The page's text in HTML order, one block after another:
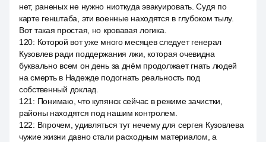
нет, раненых не нужно ниоткуда эвакуировать. Судя по
карте генштаба, эти военные находятся в глубоком тылу.
Вот такая простая, но кровавая логика.
120: Которой вот уже много месяцев следует генерал
Кузовлев ради поддержания лжи, которая очевидна
буквально всем он день за днём продолжает гнать людей
на смерть в Надежде подогнать реальность под
собственный доклад.
121 : Понимаю, что купянск сейчас в режиме зачистки,
районы находятся под нашим контролем.
122: Впрочем, удивляться тут нечему для сергея Кузовлева
чужие жизни давно стали расходным материалом, а